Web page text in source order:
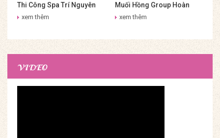
Thi Công Spa Trí Nguyên
Nha Trang – Muối Hồng
xem thêm
Muối Hồng Group Hoàn
Thiện Epic Reset
xem thêm
VIDEO